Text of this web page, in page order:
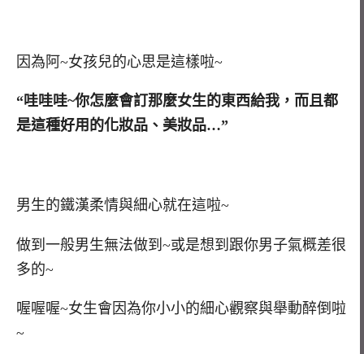
因為阿~女孩兒的心思是這樣啦~
“哇哇哇~你怎麼會訂那麼女生的東西給我，而且都
是這種好用的化妝品、美妝品…”
男生的鐵漢柔情與細心就在這啦~
做到一般男生無法做到~或是想到跟你男子氣概差很
多的~
喔喔喔~女生會因為你小小的細心觀察與舉動醉倒啦
~